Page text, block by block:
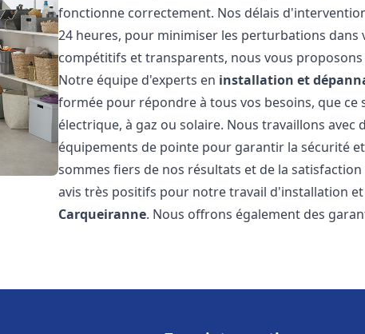
fonctionne correctement. Nos délais
24 heures, pour minimiser les perturbations
compétitifs et transparents, nous vous
Notre équipe d'experts en installation et
formée pour répondre à tous vos besoins, que
électrique, à gaz ou solaire. Nous travaillons avec
équipements de pointe pour garantir la sécurité
sommes fiers de nos résultats et de la
avis très positifs pour notre travail d'installation
Carqueiranne. Nous offrons également des